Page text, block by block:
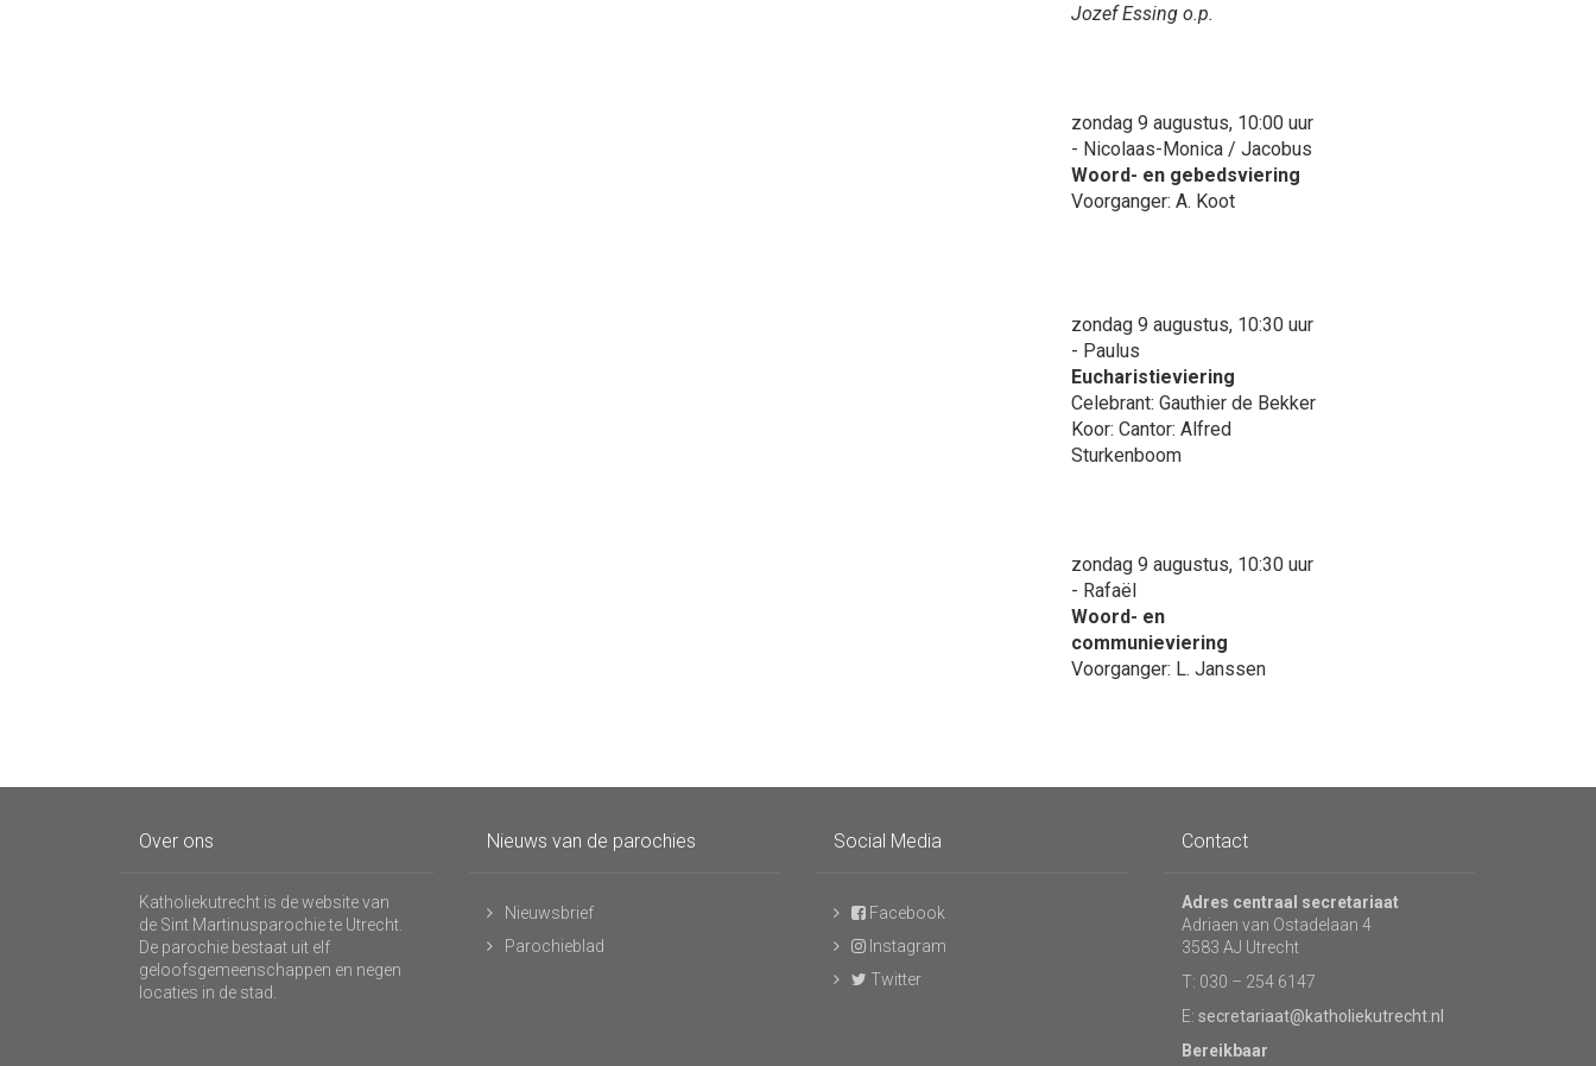
Jozef Essing o.p.
zondag 9 augustus, 10:00 uur
- Nicolaas-Monica / Jacobus
Woord- en gebedsviering
Voorganger: A. Koot
zondag 9 augustus, 10:30 uur
- Paulus
Eucharistieviering
Celebrant: Gauthier de Bekker
Koor: Cantor: Alfred
Sturkenboom
zondag 9 augustus, 10:30 uur
- Rafaël
Woord- en
communieviering
Voorganger: L. Janssen
Over ons
Katholiekutrecht is de website van
de Sint Martinusparochie te Utrecht.
De parochie bestaat uit elf
geloofsgemeenschappen en negen
locaties in de stad.
Nieuws van de parochies
Nieuwsbrief
Parochieblad
Social Media
Facebook
Instagram
Twitter
Contact
Adres centraal secretariaat
Adriaen van Ostadelaan 4
3583 AJ Utrecht
T: 030 – 254 6147
E: secretariaat@katholiekutrecht.nl
Bereikbaar